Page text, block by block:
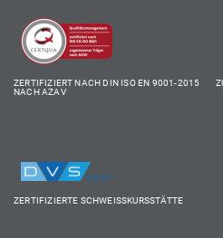
ZERTIFIZIERT NACH DIN ISO EN 9001-2015
NACH AZAV
ZERTIFIZIERTE SCHWEISSKURSSTÄTTE